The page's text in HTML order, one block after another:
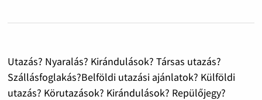
Utazás? Nyaralás? Kirándulások? Társas utazás?
Szállásfoglakás?Belföldi utazási ajánlatok? Külföldi
utazás? Körutazások? Kirándulások? Repülőjegy?